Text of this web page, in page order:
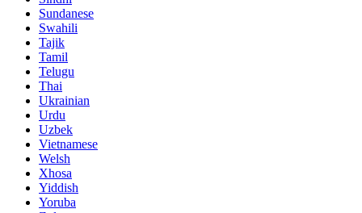
Sundanese
Swahili
Tajik
Tamil
Telugu
Thai
Ukrainian
Urdu
Uzbek
Vietnamese
Welsh
Xhosa
Yiddish
Yoruba